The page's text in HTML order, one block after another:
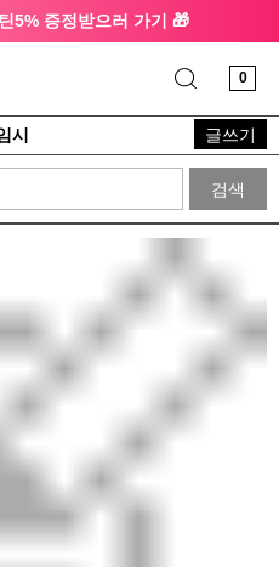
5% 증정받으러 가기 🎁
0
시 글쓰기
검색